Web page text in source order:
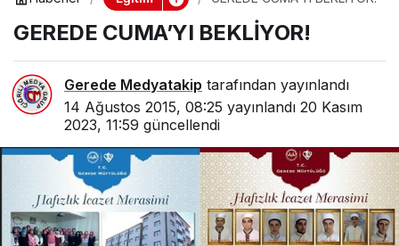
GEREDE CUMA’YI BEKLİYOR!
Gerede Medyatakip tarafından yayınlandı
14 Ağustos 2015, 08:25 yayınlandı 20 Kasım
2023, 11:59 güncellendi